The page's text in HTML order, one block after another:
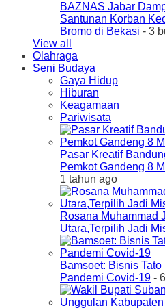
BAZNAS Jabar
Santunan Korban
Bromo di Bekasi - 3
View all
Olahraga
Seni Budaya
Gaya Hidup
Hiburan
Keagamaan
Pariwisata
Pasar Kreatif
Pemkot Gandeng 8
1 tahun ago
Rosana Muhammad
Utara,Terpilih Jadi
Bamsoet: Bisnis
Pandemi Covid-19 -